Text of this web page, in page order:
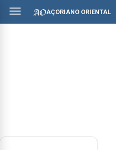
AÇORIANO ORIENTAL